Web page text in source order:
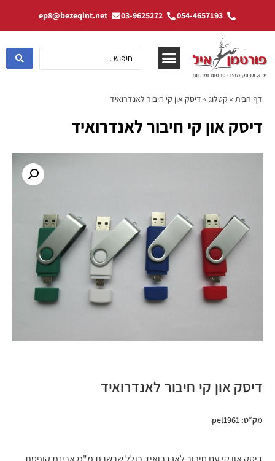
054-4657193
03-9625272
ep8@bezeqint.net
דף הבית » קטלוג » דיסק און קי חיבור לאנדרואיד
דיסק און קי חיבור לאנדרואיד
דיסק און קי חיבור לאנדרואיד
מק״ט: pel1961